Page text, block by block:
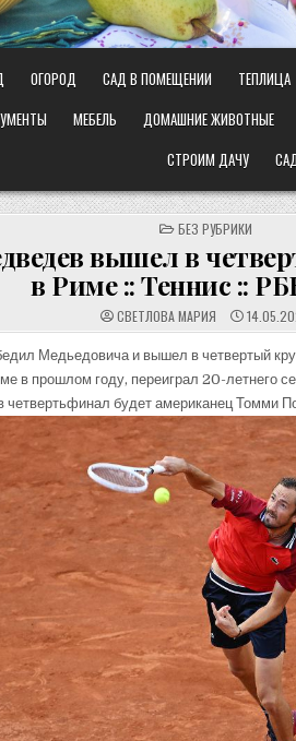
ОГОРОД САД В ПОМЕЩЕНИИ ТЕПЛИЦА
МЕБЕЛЬ ДОМАШНИЕ ЖИВОТНЫЕ
СТРОИМ ДАЧУ
POSTED
IN
БЕЗ РУБРИКИ
вышел в
в Риме :: Теннис ::
СВЕТЛОВА МАРИЯ
Медьедовича и вышел в четвертый
в прошлом году, переиграл 20-летнего
четвертьфинал будет американец Томми